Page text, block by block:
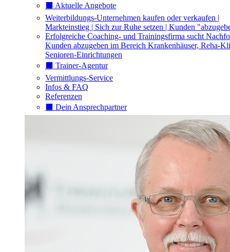
⬛️ Aktuelle Angebote
Weiterbildungs-Unternehmen kaufen oder verkaufen |
Markteinstieg | Sich zur Ruhe setzen | Kunden
Erfolgreiche Coaching- und Trainingsfirma sucht
Kunden abzugeben im Bereich Krankenhäuser, Reha-
Senioren-Einrichtungen
⬛️ Trainer-Agentur
Vermittlungs-Service
Infos & FAQ
Referenzen
⬛️ Dein Ansprechpartner